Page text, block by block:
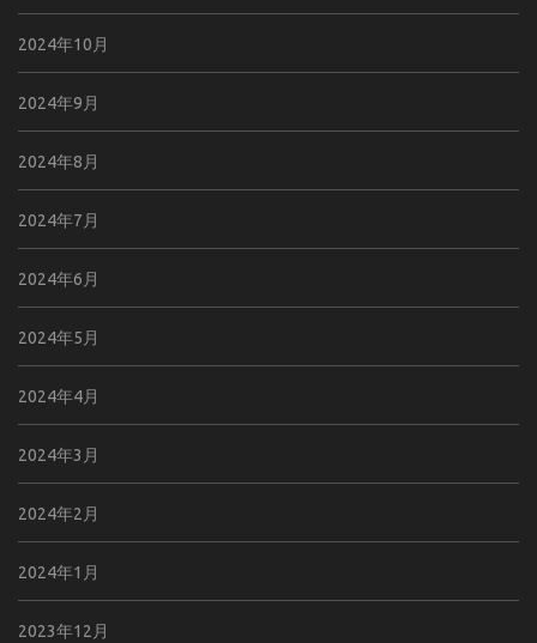
2024年10月
2024年9月
2024年8月
2024年7月
2024年6月
2024年5月
2024年4月
2024年3月
2024年2月
2024年1月
2023年12月